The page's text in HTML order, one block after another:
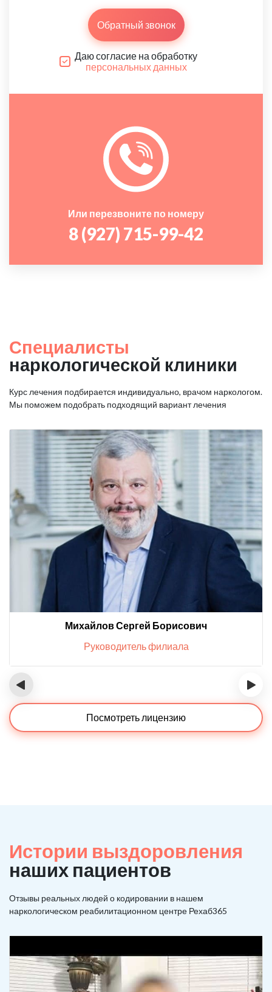
Обратный звонок
Даю согласие на обработку
персональных данных
Или перезвоните по номеру
8 (927) 715-99-42
Специалисты
наркологической клиники
Курс лечения подбирается индивидуально, врачом наркологом.
Мы поможем подобрать подходящий вариант лечения
Михайлов Сергей Борисович
Руководитель филиала
‹ ›
Посмотреть лицензию
Истории выздоровления
наших пациентов
Отзывы реальных людей о кодировании в нашем
наркологическом реабилитационном центре Рехаб365